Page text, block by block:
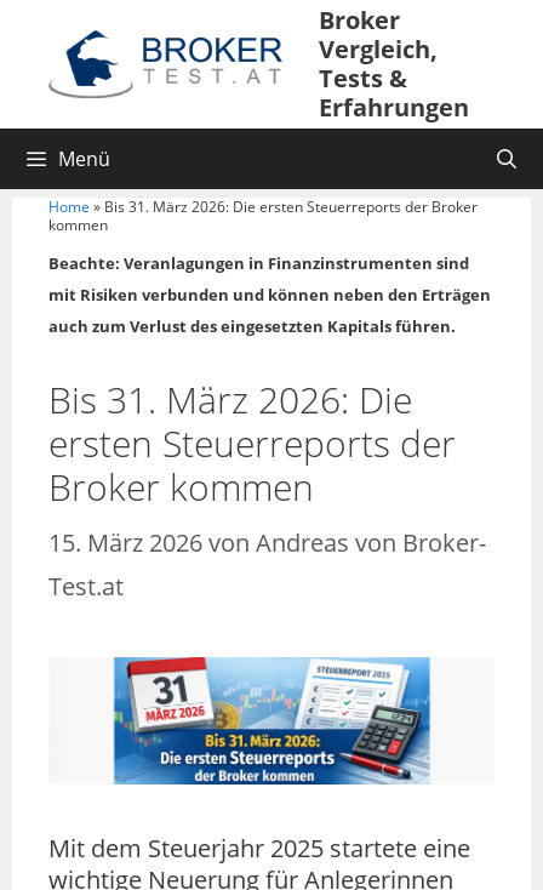
Broker
Vergleich,
Tests &
Erfahrungen
Menü
Home » Bis 31. März 2026: Die ersten Steuerreports der Broker
kommen
Beachte: Veranlagungen in Finanzinstrumenten sind
mit Risiken verbunden und können neben den Erträgen
auch zum Verlust des eingesetzten Kapitals führen.
Bis 31. März 2026: Die
ersten Steuerreports der
Broker kommen
15. März 2026von Andreas von Broker-
Test.at
Mit dem Steuerjahr 2025 startete eine
wichtige Neuerung für Anlegerinnen